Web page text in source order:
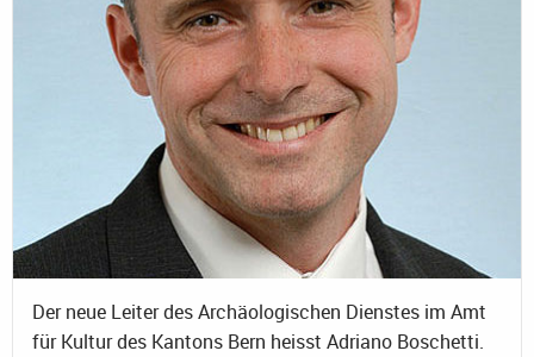
Der neue Leiter des Archäologischen Dienstes im Amt
für Kultur des Kantons Bern heisst Adriano Boschetti.